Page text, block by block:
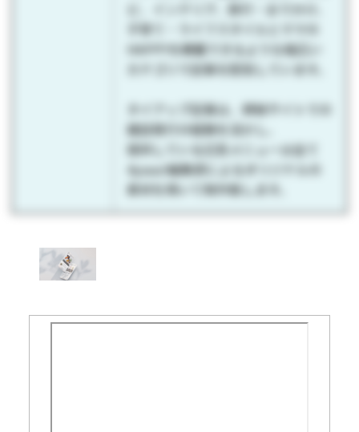
ピ、インテリア、旅行・おでかけ、
子育て・ライフスタイルとママの
HAPPYを網羅できるような幅広い
カテゴリで記事を配信しています。
タイアップ記事は、姉妹サイトでの
雑誌発行の経験を活かし、
提供している広告メニューは全て
4yuuu!編集部によるオリジナルの
素材を用いて制作致します。